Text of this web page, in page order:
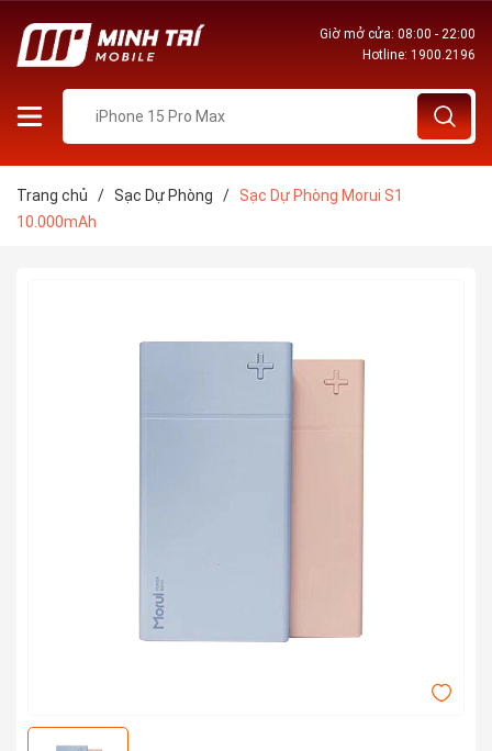
Giờ mở cửa: 08:00 - 22:00
Hotline: 1900.2196
Trang chủ / Sạc Dự Phòng / Sạc Dự Phòng Morui S1
10.000mAh